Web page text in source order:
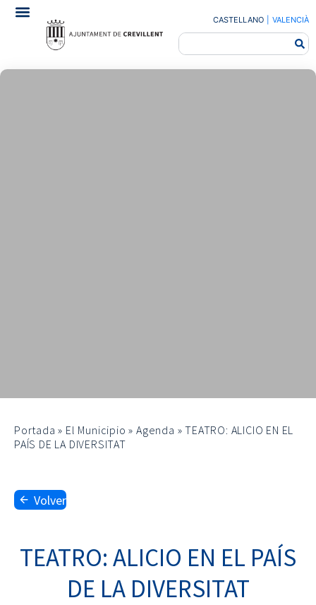
CASTELLANO VALENCIÀ
Portada » El Municipio »Agenda »TEATRO: ALICIO EN EL
PAÍS DE LA DIVERSITAT
Volver
TEATRO: ALICIO EN EL PAÍS
DE LA DIVERSITAT